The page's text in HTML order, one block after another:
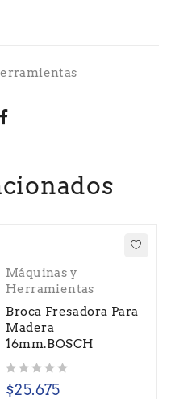
Máquinas y
Herramientas
Broca Fresadora Para
Madera
16mm.BOSCH
$25.675